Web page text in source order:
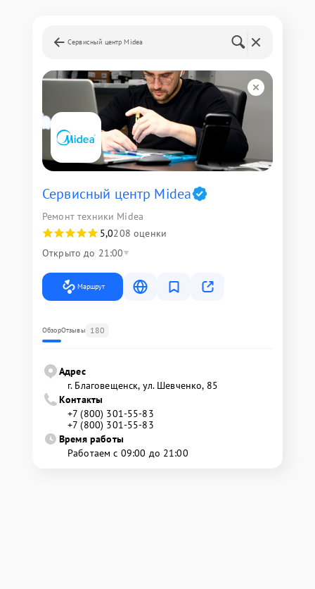
Сервисный центр Midea
Сервисный центр Midea
Ремонт техники Midea
5,0208 оценки
Открыто до 21:00
Маршрут
ОбзорОтзывы 180
Адрес
г. Благовещенск, ул. Шевченко, 85
Контакты
+7 (800) 301-55-83
+7 (800) 301-55-83
Время работы
Работаем с 09:00 до 21:00